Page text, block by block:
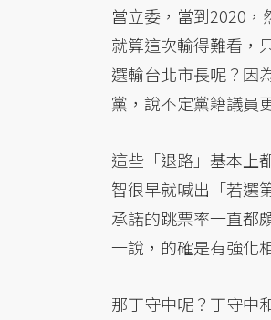
當立委，當到2020
就算這次輸得難看，
選輸台北市長呢？因
黨，說不定黨籍議員
這些「退路」基本上
智很早就喊出「若選
承諾的跳票率一直都
一說，的確是有強化
那丁守中呢？丁守中